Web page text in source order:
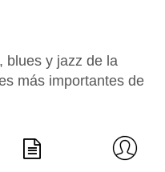
blues y jazz de la
más importantes de